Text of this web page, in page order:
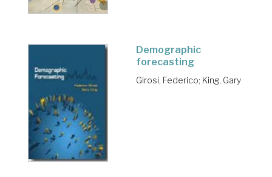
Demographic
forecasting
Girosi, Federico; King, Gary